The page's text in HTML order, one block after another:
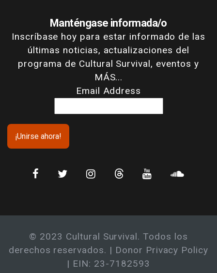
Manténgase informada/o
Inscríbase hoy para estar informado de las
últimas noticias, actualizaciones del
programa de Cultural Survival, eventos y
MÁS...
Email Address
© 2023 Cultural Survival. Todos los
derechos reservados. | Donor Privacy Policy
| EIN: 23-7182593